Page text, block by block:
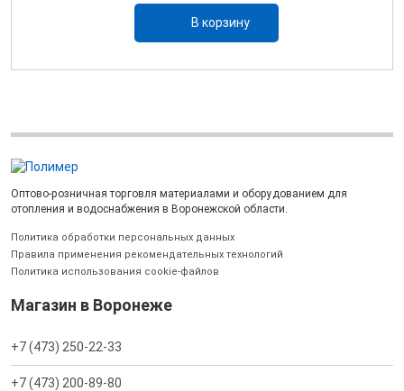
В корзину
Оптово-розничная торговля материалами и оборудованием для
отопления и водоснабжения в Воронежской области.
Политика обработки персональных данных
Правила применения рекомендательных технологий
Политика использования cookie-файлов
Магазин в Воронеже
+7 (473) 250-22-33
+7 (473) 200-89-80